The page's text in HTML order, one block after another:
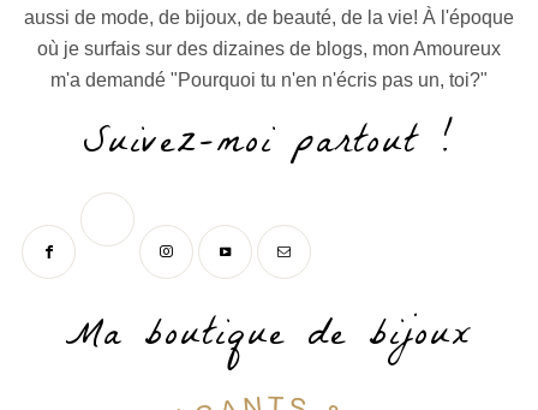
aussi de mode, de bijoux, de beauté, de la vie! À l'époque
où je surfais sur des dizaines de blogs, mon Amoureux
m'a demandé "Pourquoi tu n'en n'écris pas un, toi?"
Suivez-moi partout !
Ma boutique de bijoux